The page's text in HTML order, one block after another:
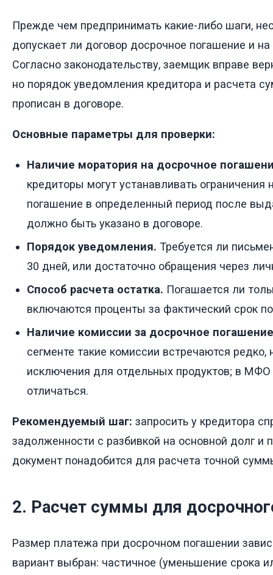
Прежде чем предпринимать какие-либо шаги,
допускает ли договор досрочное погашение и на
Согласно законодательству, заемщик вправе
но порядок уведомления кредитора и расчета
прописан в договоре.
Основные параметры для проверки:
Наличие моратория на досрочное
кредиторы могут устанавливать ограничения
погашение в определенный период после
должно быть указано в договоре.
Порядок уведомления. Требуется ли
30 дней, или достаточно обращения через
Способ расчета остатка. Погашается ли
включаются проценты за фактический срок
Наличие комиссии за досрочное
сегменте такие комиссии встречаются
исключения для отдельных продуктов; в МФО
отличаться.
Рекомендуемый шаг: запросить у кредитора
задолженности с разбивкой на основной долг и
документ понадобится для расчета точной
2. Расчет суммы для
Размер платежа при досрочном погашении
вариант выбран: частичное (уменьшение срока